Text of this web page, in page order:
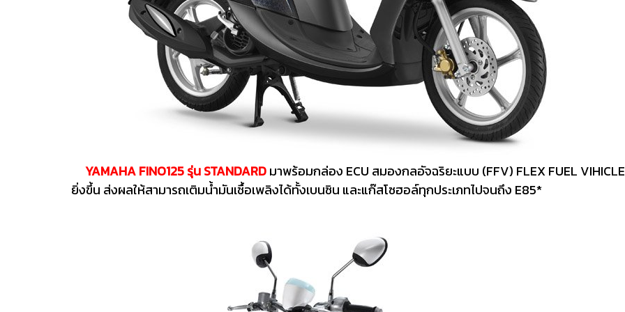
YAMAHA FINO125 รุ่น STANDARDมาพร้อมกล่อง ECU สมองกลอัจฉริยะแบบ (FFV) FLEX FUEL
ยิ่งขึ้น ส่งผลให้สามารถเติมน้ำมันเชื้อเพลิงได้ทั้งเบนซิน และแก๊สโซฮอล์ทุกประเภทไปจนถึง E85*